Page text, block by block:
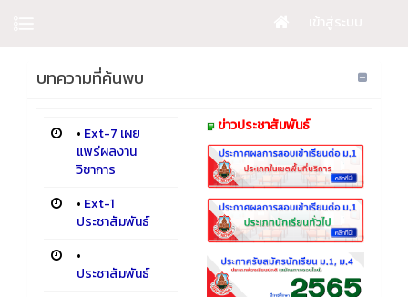
บทความที่ค้นพบ
• Ext-7 เผย
แพร่ผลงาน
วิชาการ
• Ext-1
ประชาสัมพันธ์
•
ประชาสัมพันธ์
ข่าวประชาสัมพันธ์